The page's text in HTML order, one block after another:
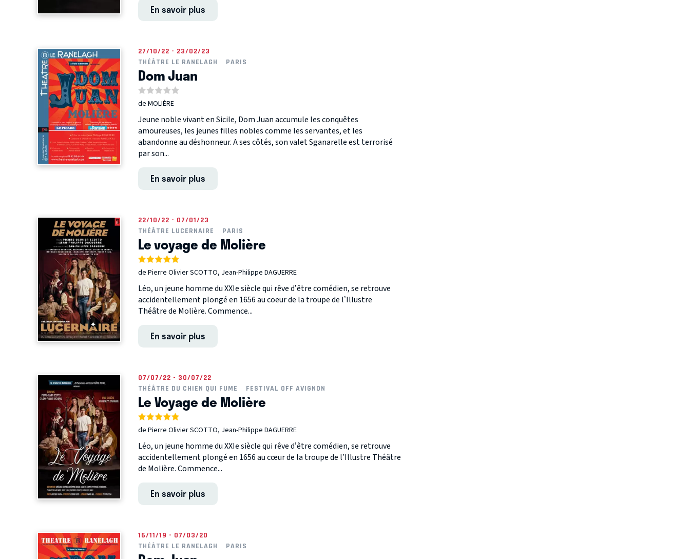
En savoir plus
27/10/22 - 23/02/23
THÉÂTRE LE RANELAGH
PARIS
Dom Juan
de MOLIÈRE
Jeune noble vivant en Sicile, Dom Juan accumule les conquêtes
amoureuses, les jeunes filles nobles comme les servantes, et les
abandonne au déshonneur. A ses côtés, son valet Sganarelle est terrorisé
par son...
En savoir plus
22/10/22 - 07/01/23
THÉÂTRE LUCERNAIRE
PARIS
Le voyage de Molière
de Pierre Olivier SCOTTO, Jean-Philippe DAGUERRE
Léo, un jeune homme du XXIe siècle qui rêve d’être comédien, se retrouve
accidentellement plongé en 1656 au coeur de la troupe de l’Illustre
Théâtre de Molière. Commence...
En savoir plus
07/07/22 - 30/07/22
THÉÂTRE DU CHIEN QUI FUME
FESTIVAL OFF AVIGNON
Le Voyage de Molière
de Pierre Olivier SCOTTO, Jean-Philippe DAGUERRE
Léo, un jeune homme du XXIe siècle qui rêve d’être comédien, se retrouve
accidentellement plongé en 1656 au cœur de la troupe de l’Illustre Théâtre
de Molière. Commence...
En savoir plus
16/11/19 - 07/03/20
THÉÂTRE LE RANELAGH
PARIS